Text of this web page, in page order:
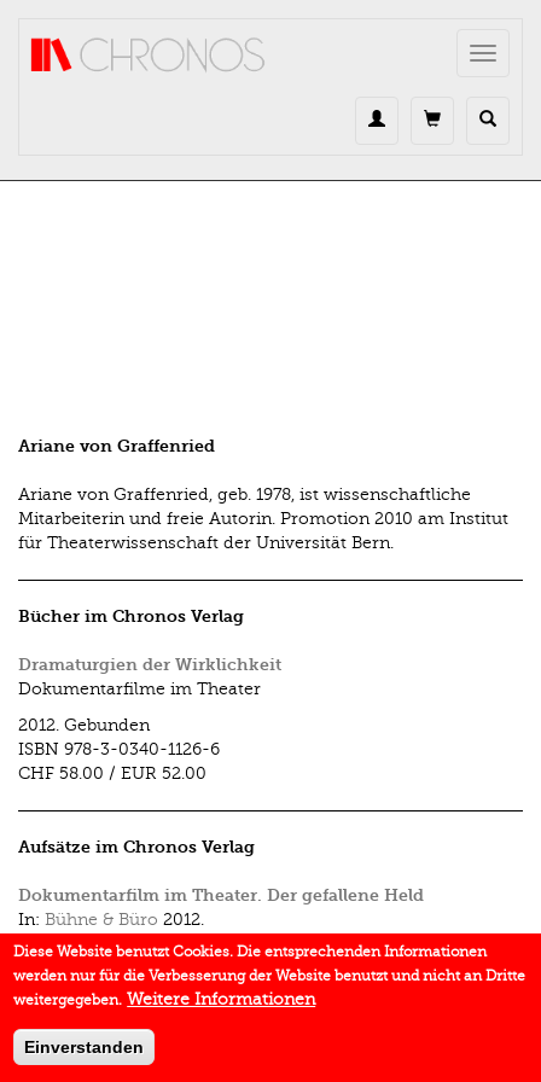
Toggle
Ariane von Graffenried
Ariane von Graffenried, geb. 1978, ist wissenschaftliche
Mitarbeiterin und freie Autorin. Promotion 2010 am Institut
für Theaterwissenschaft der Universität Bern.
Bücher im Chronos Verlag
Dramaturgien der Wirklichkeit
Dokumentarfilme im Theater
2012. Gebunden
ISBN 978-3-0340-1126-6
CHF 58.00 / EUR 52.00
Aufsätze im Chronos Verlag
Dokumentarfilm im Theater. Der gefallene Held
In: Bühne & Büro 2012.
Diese Website benutzt Cookies. Die entsprechenden Informationen
werden nur für die Verbesserung der Website benutzt und nicht an Dritte
weitergegeben. Weitere Informationen
Einverstanden